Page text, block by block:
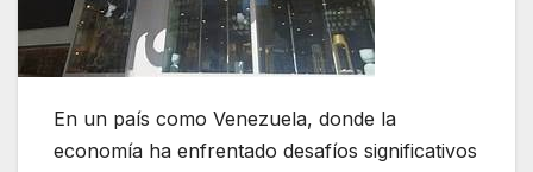
En un país como Venezuela, donde la
economía ha enfrentado desafíos significativos